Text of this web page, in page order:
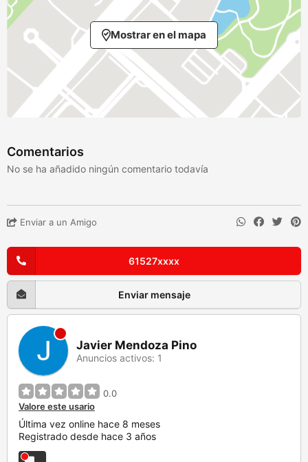
Mostrar en el mapa
Comentarios
No se ha añadido ningún comentario todavía
Enviar a un Amigo
61527xxxx
Enviar mensaje
Javier Mendoza Pino
Anuncios activos: 1
0.0
Valore este usario
Última vez online hace 8 meses
Registrado desde hace 3 años